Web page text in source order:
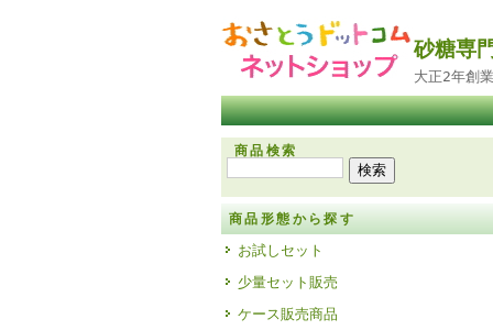
砂糖専
大正2年創
商品検索
商品形態から探す
お試しセット
少量セット販売
ケース販売商品